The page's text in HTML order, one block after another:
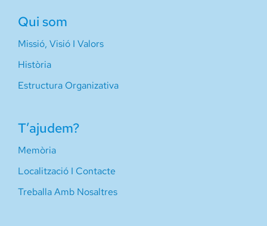
Qui som
Missió, Visió I Valors
Història
Estructura Organizativa
T’ajudem?
Memòria
Localització I Contacte
Treballa Amb Nosaltres